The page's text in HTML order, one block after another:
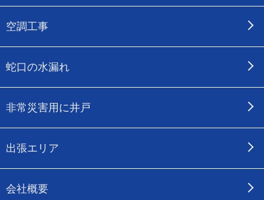
空調工事
蛇口の水漏れ
非常災害用に井戸
出張エリア
会社概要